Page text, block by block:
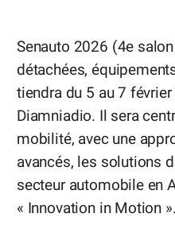
Senauto 2026 (4e
détachées,
tiendra du 5 au 7
Diamniadio. Il sera
mobilité, avec une
avancés, les solutions
secteur automobile en
« Innovation in Motion ».